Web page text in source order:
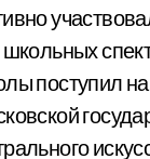
школьных
поступил на